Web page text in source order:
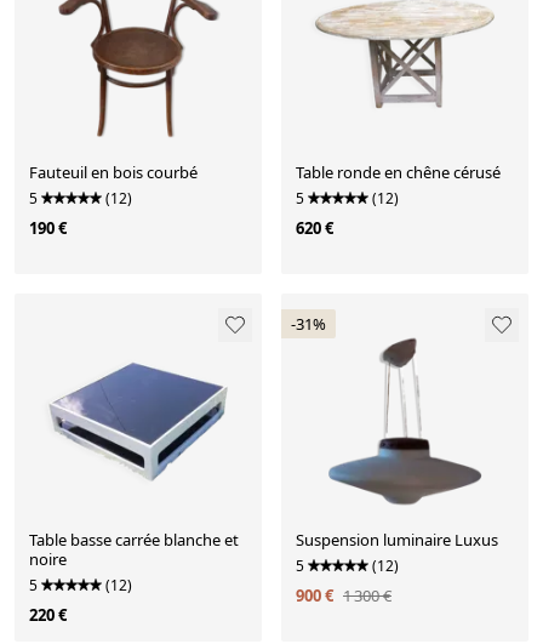
Fauteuil en bois courbé
5 (12)
190 €
Table ronde en chêne cérusé
5 (12)
620 €
Table basse carrée blanche et
noire
5 (12)
220 €
-31%
Suspension luminaire Luxus
5 (12)
900 € 1 300 €